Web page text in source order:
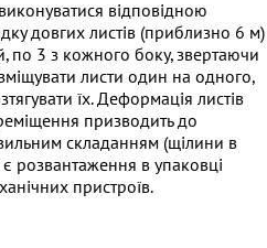
відповідною
довгих листів (приблизно 6 м)
по 3 з кожного боку, звертаючи
листи один на одного,
їх. Деформація листів
призводить до
складанням (щілини в
розвантаження в упаковці
пристроїв.